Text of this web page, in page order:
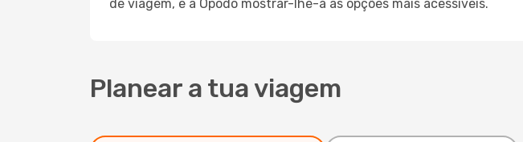
de viagem, e a Opodo mostrar-lhe-á as opções mais acessíveis.
Planear a tua viagem